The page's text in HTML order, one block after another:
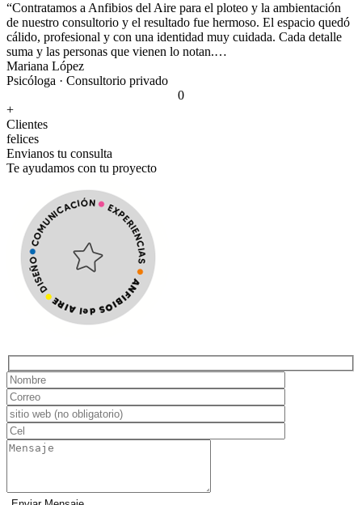
“Contratamos a Anfibios del Aire para el ploteo y la ambientación
de nuestro consultorio y el resultado fue hermoso. El espacio quedó
cálido, profesional y con una identidad muy cuidada. Cada detalle
suma y las personas que vienen lo notan.…
Mariana López
Psicóloga · Consultorio privado
0
+
Clientes
felices
Envianos tu consulta
Te ayudamos con tu proyecto
Hidden
fields